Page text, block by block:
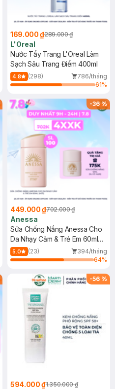
169.000 ₫289.000 ₫
L'Oreal
Nước Tẩy Trang L'Oreal Làm
Sạch Sâu Trang Điểm 400ml
4.8 (298)
786/tháng
61%
-36%
449.000 ₫702.000 ₫
Anessa
Sữa Chống Nắng Anessa Cho
Da Nhạy Cảm & Trẻ Em 60ml
(Mới)
5.0 (23)
394/tháng
64%
-56 %
594.000 ₫1.350.000 ₫